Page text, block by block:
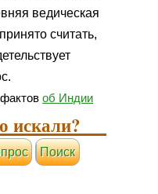
ведическая
считать,
фактовоб Индии
искали?
Поиск